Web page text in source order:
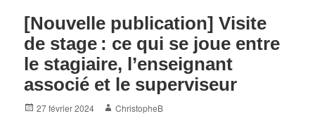
[Nouvelle publication] Visite
de stage : ce qui se joue entre
le stagiaire, l’enseignant
associé et le superviseur
Posted
27 février 2024 Author
ChristopheB